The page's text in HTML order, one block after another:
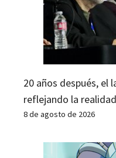
20 años después, el
reflejando la
8 de agosto de 2026